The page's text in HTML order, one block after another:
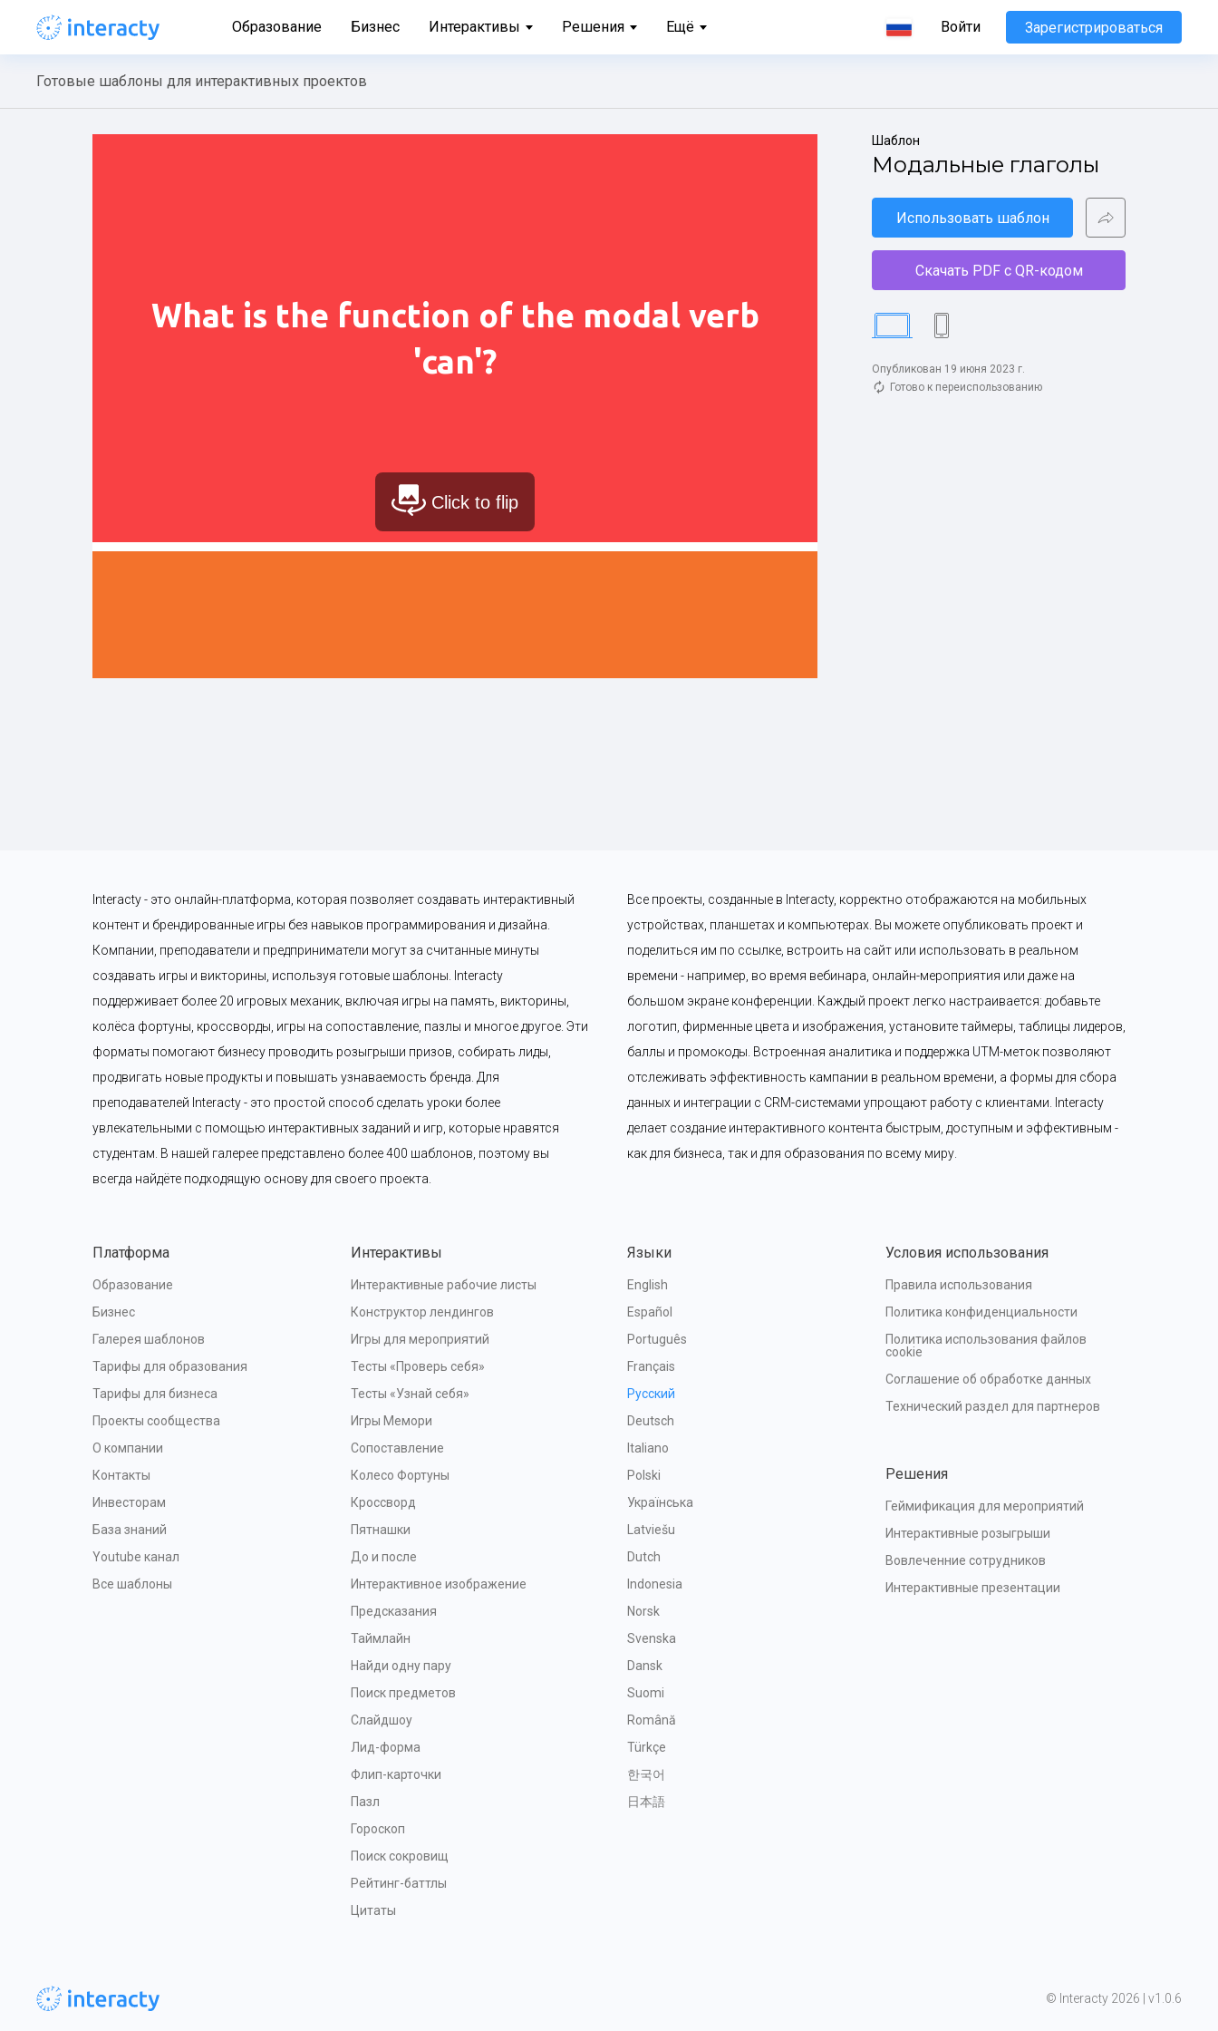
Образование Бизнес Интерактивы Решения Ещё Войти Зарегистрироваться
Готовые шаблоны для интерактивных проектов
Шаблон
Модальные глаголы
Использовать шаблон
Скачать PDF с QR-кодом
Опубликован 19 июня 2023 г.
Готово к переиспользованию
Interacty - это онлайн-платформа, которая позволяет создавать интерактивный
контент и брендированные игры без навыков программирования и дизайна.
Компании, преподаватели и предприниматели могут за считанные минуты
создавать игры и викторины, используя готовые шаблоны. Interacty
поддерживает более 20 игровых механик, включая игры на память, викторины,
колёса фортуны, кроссворды, игры на сопоставление, пазлы и многое другое. Эти
форматы помогают бизнесу проводить розыгрыши призов, собирать лиды,
продвигать новые продукты и повышать узнаваемость бренда. Для
преподавателей Interacty - это простой способ сделать уроки более
увлекательными с помощью интерактивных заданий и игр, которые нравятся
студентам. В нашей галерее представлено более 400 шаблонов, поэтому вы
всегда найдёте подходящую основу для своего проекта.
Все проекты, созданные в Interacty, корректно отображаются на мобильных
устройствах, планшетах и компьютерах. Вы можете опубликовать проект и
поделиться им по ссылке, встроить на сайт или использовать в реальном
времени - например, во время вебинара, онлайн-мероприятия или даже на
большом экране конференции. Каждый проект легко настраивается: добавьте
логотип, фирменные цвета и изображения, установите таймеры, таблицы лидеров,
баллы и промокоды. Встроенная аналитика и поддержка UTM-меток позволяют
отслеживать эффективность кампании в реальном времени, а формы для сбора
данных и интеграции с CRM-системами упрощают работу с клиентами. Interacty
делает создание интерактивного контента быстрым, доступным и эффективным -
как для бизнеса, так и для образования по всему миру.
Платформа
Образование
Бизнес
Галерея шаблонов
Тарифы для образования
Тарифы для бизнеса
Проекты сообщества
О компании
Контакты
Инвесторам
База знаний
Youtube канал
Все шаблоны
Интерактивы
Интерактивные рабочие листы
Конструктор лендингов
Игры для мероприятий
Тесты «Проверь себя»
Тесты «Узнай себя»
Игры Мемори
Сопоставление
Колесо Фортуны
Кроссворд
Пятнашки
До и после
Интерактивное изображение
Предсказания
Таймлайн
Найди одну пару
Поиск предметов
Слайдшоу
Лид-форма
Флип-карточки
Пазл
Гороскоп
Поиск сокровищ
Рейтинг-баттлы
Цитаты
Языки
English
Español
Português
Français
Русский
Deutsch
Italiano
Polski
Українська
Latviešu
Dutch
Indonesia
Norsk
Svenska
Dansk
Suomi
Română
Türkçe
한국어
日本語
Условия использования
Правила использования
Политика конфиденциальности
Политика использования файлов
cookie
Соглашение об обработке данных
Технический раздел для партнеров
Решения
Геймификация для мероприятий
Интерактивные розыгрыши
Вовлеченние сотрудников
Интерактивные презентации
© Interacty 2026 | v1.0.6